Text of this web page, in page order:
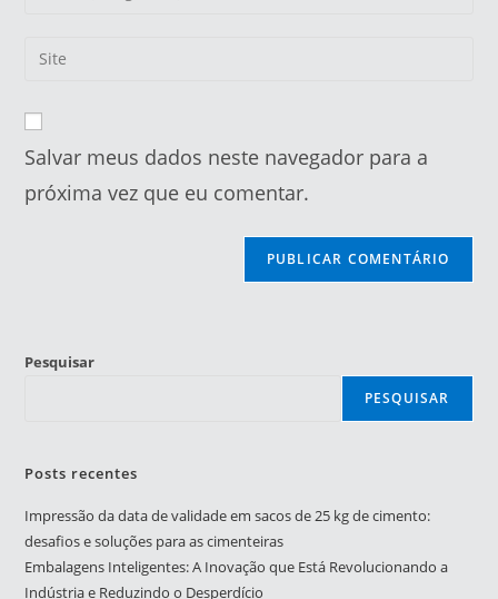
Salvar meus dados neste navegador para a
próxima vez que eu comentar.
Pesquisar
PESQUISAR
Posts recentes
Impressão da data de validade em sacos de 25 kg de cimento:
desafios e soluções para as cimenteiras
Embalagens Inteligentes: A Inovação que Está Revolucionando a
Indústria e Reduzindo o Desperdício